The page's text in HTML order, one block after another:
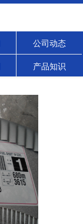
公司动态
产品知识